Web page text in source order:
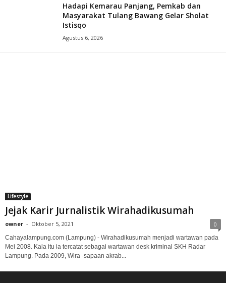
Hadapi Kemarau Panjang, Pemkab dan
Masyarakat Tulang Bawang Gelar Sholat
Istisqo
Agustus 6, 2026
Lifestyle
Jejak Karir Jurnalistik Wirahadikusumah
owner - Oktober 5, 2021 0
Cahayalampung.com (Lampung) - Wirahadikusumah menjadi wartawan pada
Mei 2008. Kala itu ia tercatat sebagai wartawan desk kriminal SKH Radar
Lampung. Pada 2009, Wira -sapaan akrab...